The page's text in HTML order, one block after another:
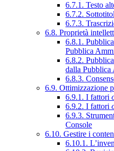
6.7.1. Testo
6.7.2.
6.7.3.
6.8. Proprietà
6.8.1.
Pubblica
6.8.2.
dalla Pubblica
6.8.3.
6.9. Ottimizzazione
6.9.1. I fattori
6.9.2. I fattori
6.9.3.
Console
6.10. Gestire i
6.10.1.